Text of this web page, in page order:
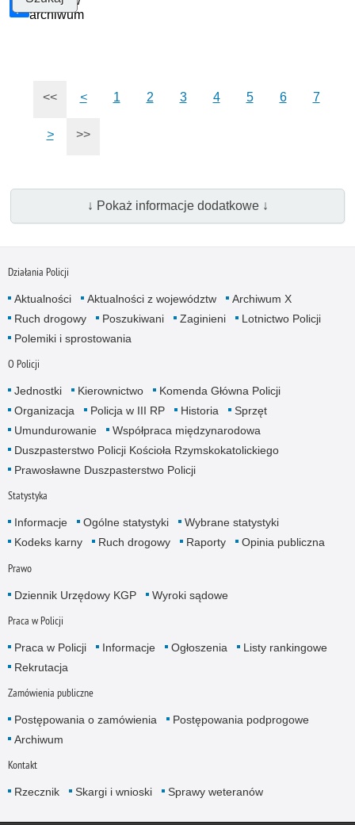
archiwum
<< < 1 2 3 4 5 6 7
> >>
↓ Pokaż informacje dodatkowe ↓
Działania Policji
Aktualności Aktualności z województw
Archiwum X
Ruch drogowy
Poszukiwani Zaginieni
Lotnictwo Policji
Polemiki i sprostowania
O Policji
Jednostki Kierownictwo
Komenda Główna Policji
Organizacja
Policja w III RP Historia
Sprzęt
Umundurowanie
Współpraca międzynarodowa
Duszpasterstwo Policji Kościoła Rzymskokatolickiego
Prawosławne Duszpasterstwo Policji
Statystyka
Informacje Ogólne statystyki
Wybrane statystyki
Kodeks karny
Ruch drogowy Raporty Opinia publiczna
Prawo
Dziennik Urzędowy KGP Wyroki sądowe
Praca w Policji
Praca w Policji Informacje Ogłoszenia
Listy rankingowe
Rekrutacja
Zamówienia publiczne
Postępowania o zamówienia
Postępowania podprogowe
Archiwum
Kontakt
Rzecznik Skargi i wnioski Sprawy weteranów